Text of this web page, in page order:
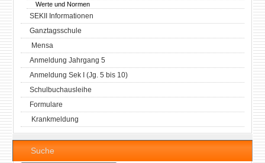
Werte und Normen
SEKII Informationen
Ganztagsschule
Mensa
Anmeldung Jahrgang 5
Anmeldung Sek I (Jg. 5 bis 10)
Schulbuchausleihe
Formulare
Krankmeldung
Suche